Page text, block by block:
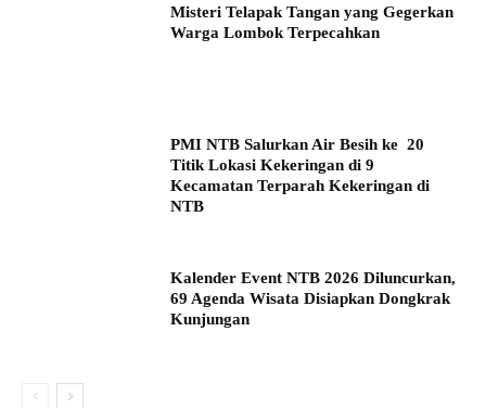
Misteri Telapak Tangan yang Gegerkan
Warga Lombok Terpecahkan
PMI NTB Salurkan Air Besih ke 20
Titik Lokasi Kekeringan di 9
Kecamatan Terparah Kekeringan di
NTB
Kalender Event NTB 2026 Diluncurkan,
69 Agenda Wisata Disiapkan Dongkrak
Kunjungan